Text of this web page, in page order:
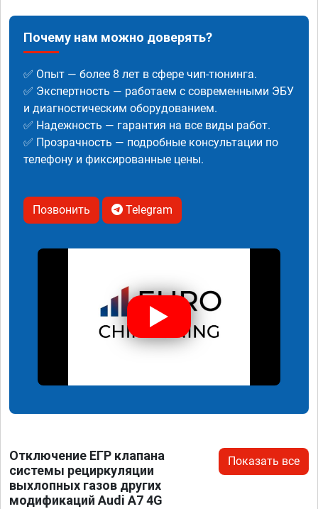
Почему нам можно доверять?
✅ Опыт — более 8 лет в сфере чип-тюнинга.
✅ Экспертность — работаем с современными ЭБУ
и диагностическим оборудованием.
✅ Надежность — гарантия на все виды работ.
✅ Прозрачность — подробные консультации по
телефону и фиксированные цены.
Позвонить Telegram
Отключение ЕГР клапана
системы рециркуляции
выхлопных газов других
модификаций Audi A7 4G
Показать все